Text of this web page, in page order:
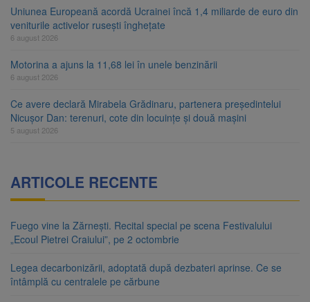
Uniunea Europeană acordă Ucrainei încă 1,4 miliarde de euro din
veniturile activelor rusești înghețate
6 august 2026
Motorina a ajuns la 11,68 lei în unele benzinării
6 august 2026
Ce avere declară Mirabela Grădinaru, partenera președintelui
Nicușor Dan: terenuri, cote din locuințe și două mașini
5 august 2026
ARTICOLE RECENTE
Fuego vine la Zărnești. Recital special pe scena Festivalului
„Ecoul Pietrei Craiului”, pe 2 octombrie
Legea decarbonizării, adoptată după dezbateri aprinse. Ce se
întâmplă cu centralele pe cărbune